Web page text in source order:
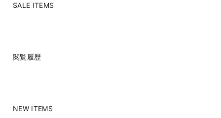
SALE ITEMS
閲覧履歴
NEW ITEMS